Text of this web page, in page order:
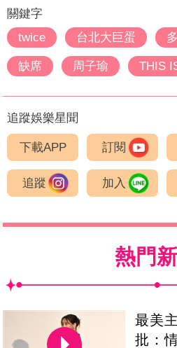
關鍵字
twice
台北大巨蛋
缺席 周子瑜 THIS
追蹤娛樂星聞
下載APP 訂閱
追蹤 加入
熱門
最美
批：